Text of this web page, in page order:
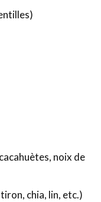
noix de
chia, lin, etc.)